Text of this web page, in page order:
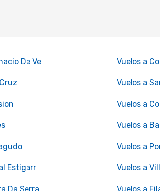
De Ve Vuelos a
Vuelos a
Vuelos a
Vuelos a
Vuelos a
Estigarr Vuelos a
Da Serra Vuelos a